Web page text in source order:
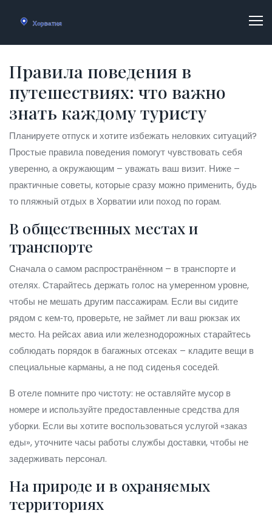
Правила поведения в
путешествиях: что важно
знать каждому туристу
Планируете отпуск и хотите избежать неловких ситуаций?
Простые правила поведения помогут чувствовать себя
уверенно, а окружающим – уважать ваш визит. Ниже –
практичные советы, которые сразу можно применить, будь
то пляжный отдых в Хорватии или поход по горам.
В общественных местах и
транспорте
Сначала о самом распространённом – в транспорте и
отелях. Старайтесь держать голос на умеренном уровне,
чтобы не мешать другим пассажирам. Если вы сидите
рядом с кем‑то, проверьте, не займет ли ваш рюкзак их
место. На рейсах авиа или железнодорожных старайтесь
соблюдать порядок в багажных отсеках – кладите вещи в
специальные карманы, а не под сиденья соседей.
В отеле помните про чистоту: не оставляйте мусор в
номере и используйте предоставленные средства для
уборки. Если вы хотите воспользоваться услугой «заказ
еды», уточните часы работы службы доставки, чтобы не
задерживать персонал.
На природе и в охраняемых
территориях